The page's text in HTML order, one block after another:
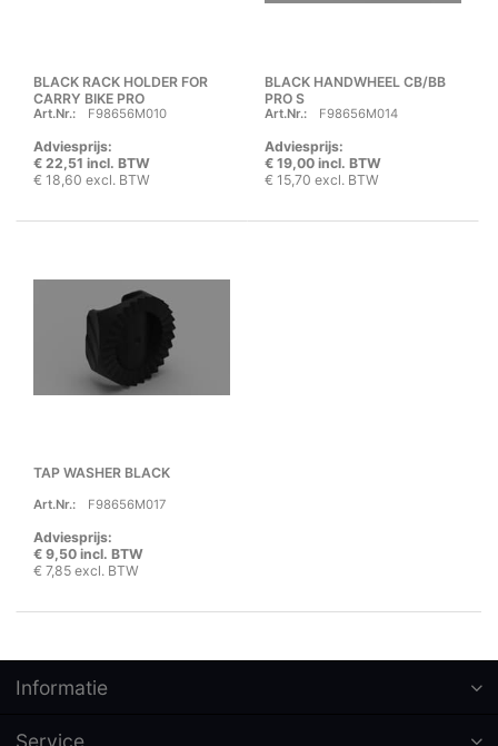
BLACK RACK HOLDER FOR
CARRY BIKE PRO
Art.Nr.: F98656M010
Adviesprijs:
€ 22,51 incl. BTW
€ 18,60 excl. BTW
BLACK HANDWHEEL CB/BB
PRO S
Art.Nr.: F98656M014
Adviesprijs:
€ 19,00 incl. BTW
€ 15,70 excl. BTW
TAP WASHER BLACK
Art.Nr.: F98656M017
Adviesprijs:
€ 9,50 incl. BTW
€ 7,85 excl. BTW
Informatie
Service